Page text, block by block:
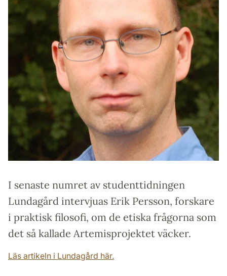
I senaste numret av studenttidningen
Lundagård intervjuas Erik Persson, forskare
i praktisk filosofi, om de etiska frågorna som
det så kallade Artemisprojektet väcker.
Läs artikeln i Lundagård här.